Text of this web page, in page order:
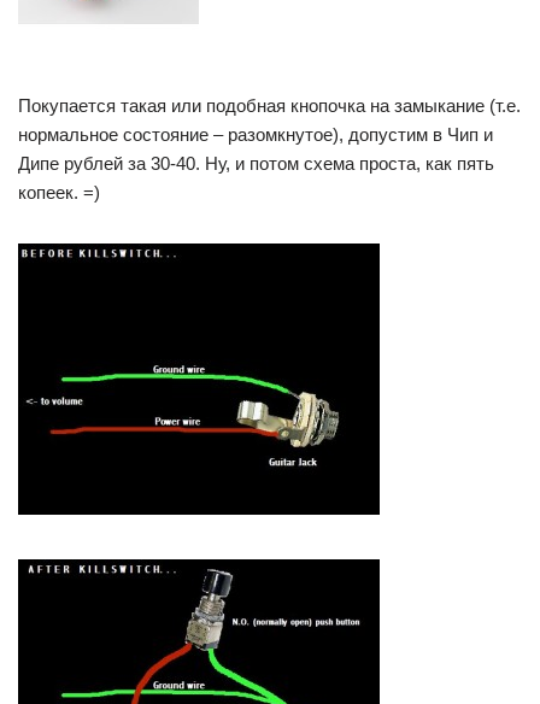
Покупается такая или подобная кнопочка на замыкание (т.е.
нормальное состояние – разомкнутое), допустим в Чип и
Дипе рублей за 30-40. Ну, и потом схема проста, как пять
копеек. =)